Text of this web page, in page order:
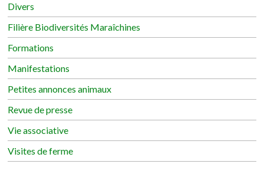
Divers
Filière Biodiversités Maraîchines
Formations
Manifestations
Petites annonces animaux
Revue de presse
Vie associative
Visites de ferme